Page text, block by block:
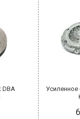
DBA
Усиленное